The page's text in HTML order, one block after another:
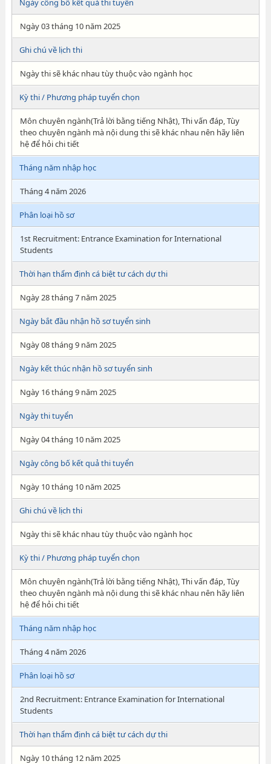
Ngày công bố kết quả thi tuyển
Ngày 03 tháng 10 năm 2025
Ghi chú về lịch thi
Ngày thi sẽ khác nhau tùy thuộc vào ngành học
Kỳ thi / Phương pháp tuyển chọn
Môn chuyên ngành(Trả lời bằng tiếng Nhật), Thi vấn đáp, Tùy
theo chuyên ngành mà nội dung thi sẽ khác nhau nên hãy liên
hệ để hỏi chi tiết
Tháng năm nhập học
Tháng 4 năm 2026
Phân loại hồ sơ
1st Recruitment: Entrance Examination for International
Students
Thời hạn thẩm định cá biệt tư cách dự thi
Ngày 28 tháng 7 năm 2025
Ngày bắt đầu nhận hồ sơ tuyển sinh
Ngày 08 tháng 9 năm 2025
Ngày kết thúc nhận hồ sơ tuyển sinh
Ngày 16 tháng 9 năm 2025
Ngày thi tuyển
Ngày 04 tháng 10 năm 2025
Ngày công bố kết quả thi tuyển
Ngày 10 tháng 10 năm 2025
Ghi chú về lịch thi
Ngày thi sẽ khác nhau tùy thuộc vào ngành học
Kỳ thi / Phương pháp tuyển chọn
Môn chuyên ngành(Trả lời bằng tiếng Nhật), Thi vấn đáp, Tùy
theo chuyên ngành mà nội dung thi sẽ khác nhau nên hãy liên
hệ để hỏi chi tiết
Tháng năm nhập học
Tháng 4 năm 2026
Phân loại hồ sơ
2nd Recruitment: Entrance Examination for International
Students
Thời hạn thẩm định cá biệt tư cách dự thi
Ngày 10 tháng 12 năm 2025